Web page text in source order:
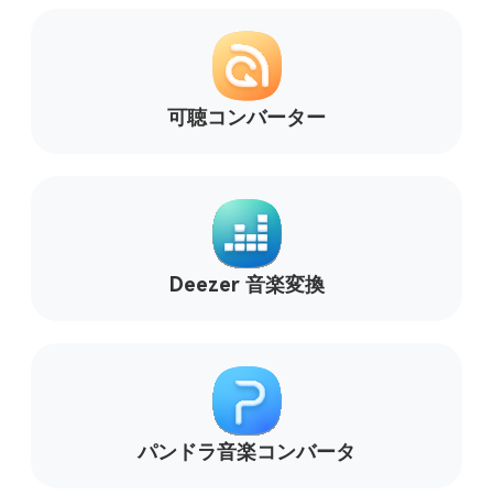
可聴コンバーター
Deezer 音楽変換
パンドラ音楽コンバータ